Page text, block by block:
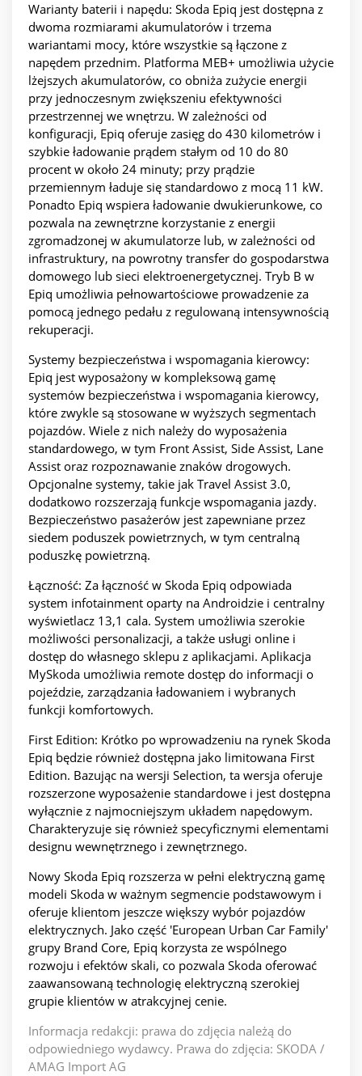
Warianty baterii i napędu: Skoda Epiq jest dostępna z
dwoma rozmiarami akumulatorów i trzema
wariantami mocy, które wszystkie są łączone z
napędem przednim. Platforma MEB+ umożliwia użycie
lżejszych akumulatorów, co obniża zużycie energii
przy jednoczesnym zwiększeniu efektywności
przestrzennej we wnętrzu. W zależności od
konfiguracji, Epiq oferuje zasięg do 430 kilometrów i
szybkie ładowanie prądem stałym od 10 do 80
procent w około 24 minuty; przy prądzie
przemiennym ładuje się standardowo z mocą 11 kW.
Ponadto Epiq wspiera ładowanie dwukierunkowe, co
pozwala na zewnętrzne korzystanie z energii
zgromadzonej w akumulatorze lub, w zależności od
infrastruktury, na powrotny transfer do gospodarstwa
domowego lub sieci elektroenergetycznej. Tryb B w
Epiq umożliwia pełnowartościowe prowadzenie za
pomocą jednego pedału z regulowaną intensywnością
rekuperacji.
Systemy bezpieczeństwa i wspomagania kierowcy:
Epiq jest wyposażony w kompleksową gamę
systemów bezpieczeństwa i wspomagania kierowcy,
które zwykle są stosowane w wyższych segmentach
pojazdów. Wiele z nich należy do wyposażenia
standardowego, w tym Front Assist, Side Assist, Lane
Assist oraz rozpoznawanie znaków drogowych.
Opcjonalne systemy, takie jak Travel Assist 3.0,
dodatkowo rozszerzają funkcje wspomagania jazdy.
Bezpieczeństwo pasażerów jest zapewniane przez
siedem poduszek powietrznych, w tym centralną
poduszkę powietrzną.
Łączność: Za łączność w Skoda Epiq odpowiada
system infotainment oparty na Androidzie i centralny
wyświetlacz 13,1 cala. System umożliwia szerokie
możliwości personalizacji, a także usługi online i
dostęp do własnego sklepu z aplikacjami. Aplikacja
MySkoda umożliwia remote dostęp do informacji o
pojeździe, zarządzania ładowaniem i wybranych
funkcji komfortowych.
First Edition: Krótko po wprowadzeniu na rynek Skoda
Epiq będzie również dostępna jako limitowana First
Edition. Bazując na wersji Selection, ta wersja oferuje
rozszerzone wyposażenie standardowe i jest dostępna
wyłącznie z najmocniejszym układem napędowym.
Charakteryzuje się również specyficznymi elementami
designu wewnętrznego i zewnętrznego.
Nowy Skoda Epiq rozszerza w pełni elektryczną gamę
modeli Skoda w ważnym segmencie podstawowym i
oferuje klientom jeszcze większy wybór pojazdów
elektrycznych. Jako część 'European Urban Car Family'
grupy Brand Core, Epiq korzysta ze wspólnego
rozwoju i efektów skali, co pozwala Skoda oferować
zaawansowaną technologię elektryczną szerokiej
grupie klientów w atrakcyjnej cenie.
Informacja redakcji: prawa do zdjęcia należą do
odpowiedniego wydawcy. Prawa do zdjęcia: SKODA /
AMAG Import AG